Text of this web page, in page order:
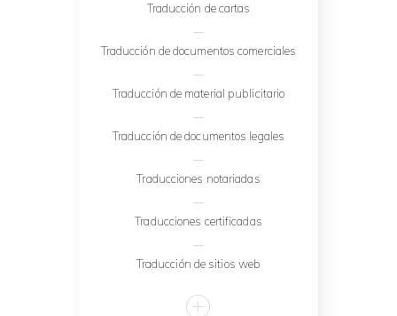
Traducción de cartas
Traducción de documentos comerciales
Traducción de material publicitario
Traducción de documentos legales
Traducciones notariadas
Traducciones certificadas
Traducción de sitios web